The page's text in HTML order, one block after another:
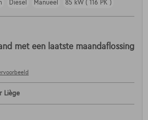
Diesel Manueel 85 kW ( 116 PK )
met een laatste maandaflossing
Liège